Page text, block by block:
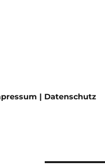
| Datenschutz